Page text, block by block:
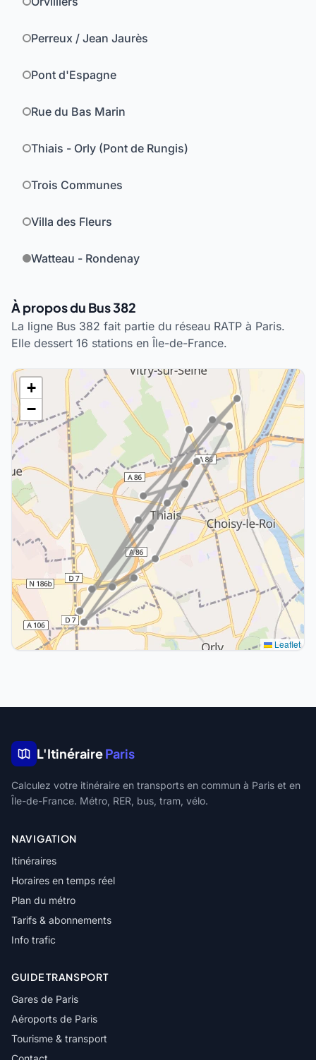
Perreux / Jean Jaurès
Pont d'Espagne
Rue du Bas Marin
Thiais - Orly (Pont de Rungis)
Trois Communes
Villa des Fleurs
Watteau - Rondenay
À propos du Bus 382
La ligne Bus 382 fait partie du réseau RATP à Paris.
Elle dessert 16 stations en Île-de-France.
+
−
Leaflet
L'ItinéraireParis
Calculez votre itinéraire en transports en commun à Paris et en
Île-de-France. Métro, RER, bus, tram, vélo.
NAVIGATION
Itinéraires
Horaires en temps réel
Plan du métro
Tarifs & abonnements
Info trafic
GUIDE TRANSPORT
Gares de Paris
Aéroports de Paris
Tourisme & transport